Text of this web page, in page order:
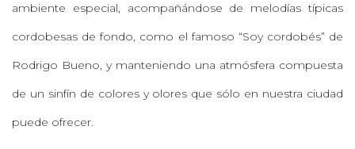
ambiente especial, acompañándose de melodías típicas
cordobesas de fondo, como el famoso “Soy cordobés” de
Rodrigo Bueno, y manteniendo una atmósfera compuesta
de un sinfín de colores y olores que sólo en nuestra ciudad
puede ofrecer.